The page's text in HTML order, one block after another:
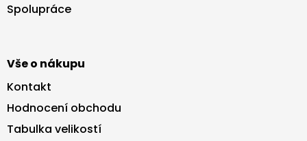
Spolupráce
Vše o nákupu
Kontakt
Hodnocení obchodu
Tabulka velikostí